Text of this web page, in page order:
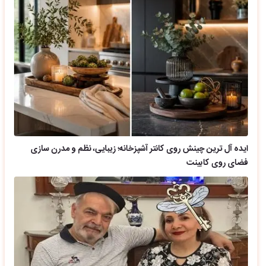
ایده آل ترین چینش روی کانتر آشپزخانه؛ زیبایی، نظم و مدرن سازی
فضای روی کابینت